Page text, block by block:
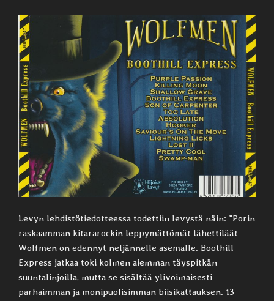
Levyn lehdistötiedotteessa todettiin levystä näin: ”Porin
raskaamman kitararockin leppymättömät lähettiläät
Wolfmen on edennyt neljännelle asemalle. Boothill
Express jatkaa toki kolmen aiemman täyspitkän
suuntalinjoilla, mutta se sisältää ylivoimaisesti
parhaimman ja monipuolisimman biisikattauksen. 13